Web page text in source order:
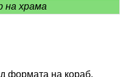
на храма
формата на кораб,